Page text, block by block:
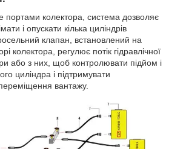
портами колектора, система дозволяє
і опускати кілька циліндрів
клапан, встановлений на
колектора, регулює потік гідравлічної
або з них, щоб контролювати підйом і
циліндра і підтримувати
вантажу.